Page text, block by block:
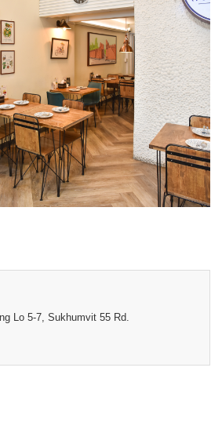
Lo 5-7, Sukhumvit 55 Rd.